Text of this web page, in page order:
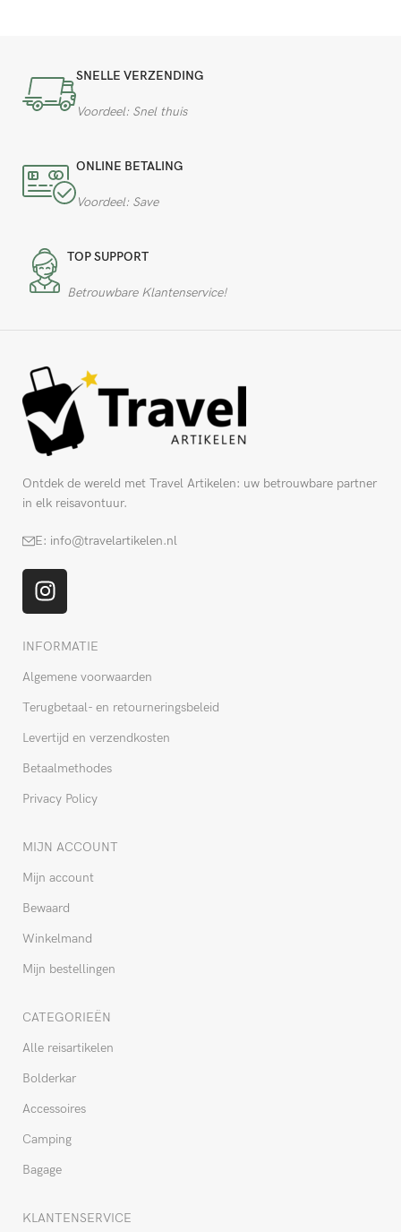
SNELLE VERZENDING
Voordeel: Snel thuis
ONLINE BETALING
Voordeel: Save
TOP SUPPORT
Betrouwbare Klantenservice!
Ontdek de wereld met Travel Artikelen: uw betrouwbare partner
in elk reisavontuur.
E: info@travelartikelen.nl
INFORMATIE
Algemene voorwaarden
Terugbetaal- en retourneringsbeleid
Levertijd en verzendkosten
Betaalmethodes
Privacy Policy
MIJN ACCOUNT
Mijn account
Bewaard
Winkelmand
Mijn bestellingen
CATEGORIEËN
Alle reisartikelen
Bolderkar
Accessoires
Camping
Bagage
KLANTENSERVICE